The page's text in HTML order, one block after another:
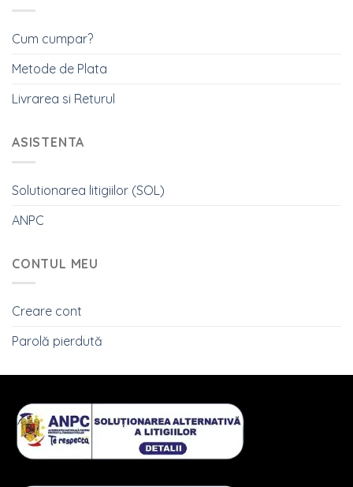
Cum cumpar?
Metode de Plata
Livrarea si Returul
ASISTENTA
Solutionarea litigiilor (SOL)
ANPC
CONTUL MEU
Creare cont
Parolă pierdută